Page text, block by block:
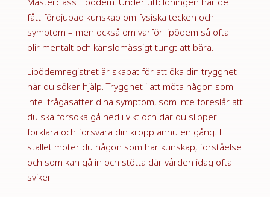
fått fördjupad kunskap om fysiska tecken och
symptom – men också om varför lipödem så ofta
blir mentalt och känslomässigt tungt att bära.
Lipödemregistret är skapat för att öka din trygghet
när du söker hjälp. Trygghet i att möta någon som
inte ifrågasätter dina symptom, som inte föreslår att
du ska försöka gå ned i vikt och där du slipper
förklara och försvara din kropp ännu en gång. I
stället möter du någon som har kunskap, förståelse
och som kan gå in och stötta där vården idag ofta
sviker.